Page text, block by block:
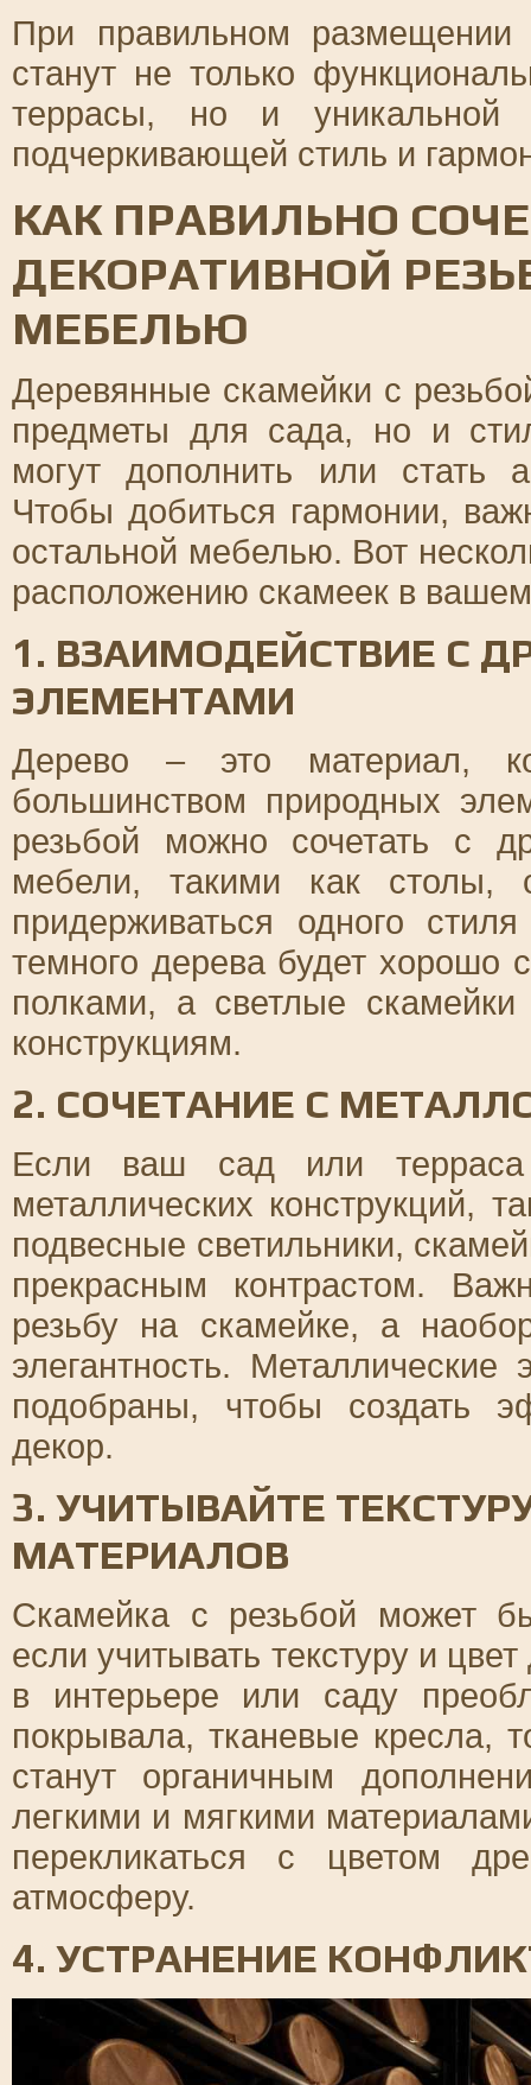
При правильном размещении
станут не только
террасы, но и уникальной
подчеркивающей стиль и
КАК ПРАВИЛЬНО
ДЕКОРАТИВНОЙ
МЕБЕЛЬЮ
Деревянные скамейки с
предметы для сада, но и
могут дополнить или стать
Чтобы добиться гармонии,
остальной мебелью. Вот
расположению скамеек в
1. ВЗАИМОДЕЙСТВИЕ С
ЭЛЕМЕНТАМИ
Дерево – это материал,
большинством природных
резьбой можно сочетать с
мебели, такими как столы,
придерживаться одного
темного дерева будет хорошо
полками, а светлые
конструкциям.
2. СОЧЕТАНИЕ С
Если ваш сад или
металлических конструкций,
подвесные светильники,
прекрасным контрастом.
резьбу на скамейке, а
элегантность.
подобраны, чтобы создать
декор.
3. УЧИТЫВАЙТЕ
МАТЕРИАЛОВ
Скамейка с резьбой может
если учитывать текстуру и
в интерьере или саду
покрывала, тканевые кресла,
станут органичным
легкими и мягкими
перекликаться с цветом
атмосферу.
4. УСТРАНЕНИЕ